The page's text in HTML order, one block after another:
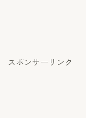
スポンサーリンク